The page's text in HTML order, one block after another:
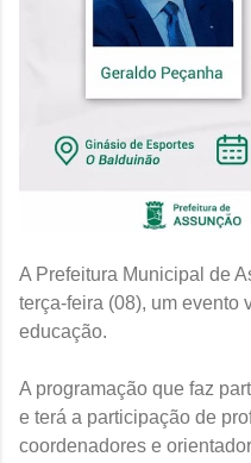
A Prefeitura Municipal de
terça-feira (08), um evento
educação.
A programação que faz
e terá a participação de
coordenadores e